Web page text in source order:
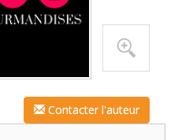
Contacter l'auteur